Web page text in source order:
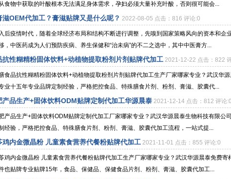
食物中获取的叶酸根本无法满足身体需求，孕妇必须大量补充叶酸，否则很可能会...
滋OEM代加工？膏滋贴牌又是什么呢？ 2022-08-05 点击：816 评论:0
后疫情时代，随着全球经济布局和结构不断进行调整，先嗅到国家策略风向的资本和企
，中医药成为人们预防疾病、养生保健和“治未病”的不二之选中，其中中医膏方...
抗性糊精粉固体饮料+动植物提取粉剂片剂贴牌代加工 2021-12-22 点击：822
食品抗性糊精粉固体饮料+动植物提取粉剂片剂贴牌代加工生产厂家哪家专业？武汉华
业十五年专业品牌定制经验，严格把控食品、特殊膳食片剂、粉剂、膏滋、胶囊代...
产品生产+固体饮料ODM贴牌定制代加工华源晨泰 2021-12-14 点击：812 评论:0
产品生产+固体饮料ODM贴牌定制代加工厂家哪家专业？武汉华源晨泰生物科技有限公
经验，严格把控食品、特殊膳食片剂、粉剂、膏滋、胶囊代加工流程，一站式提...
鸡内金微晶粉 儿童素食营养代餐粉贴牌代加工 2021-11-01 点击：855 评论:0
鸡内金微晶粉 儿童素食营养代餐粉贴牌代加工生产厂家哪家专业？武汉华源晨泰免费寄
也贴牌专业贴牌15年，食品、保健品、保健食品片剂、粉剂、膏滋、胶囊代加工...